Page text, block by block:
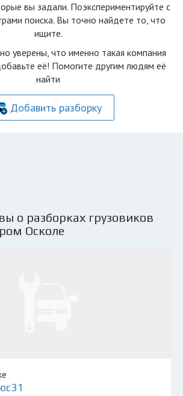
вы задали. Поэкспериментируйте с
поиска. Вы точно найдете то, что
ищите.
уверены, что именно такая компания
её! Помогите другим людям её
найти
Добавить разборку
о разборках грузовиков
Осколе